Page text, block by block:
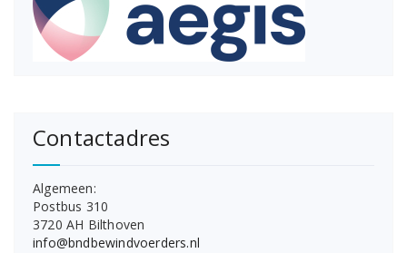
Contactadres
Algemeen:
Postbus 310
3720 AH Bilthoven
info@bndbewindvoerders.nl